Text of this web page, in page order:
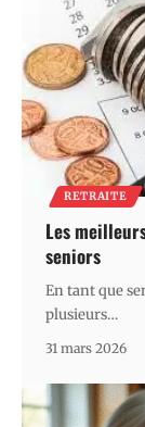
RETRAITE
Les
seniors
En tant que
plusieurs…
31 mars 2026